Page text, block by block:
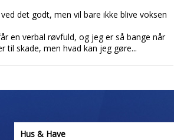
det godt, men vil bare ikke blive voksen
en verbal røvfuld, og jeg er så bange når
til skade, men hvad kan jeg gøre...
Hus & Have